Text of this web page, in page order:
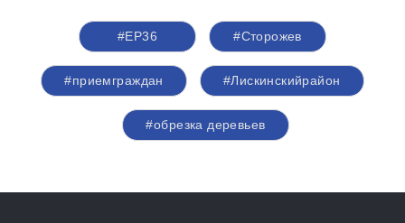
#ЕР36 #Сторожев
#приемграждан #Лискинскийрайон
#обрезка деревьев